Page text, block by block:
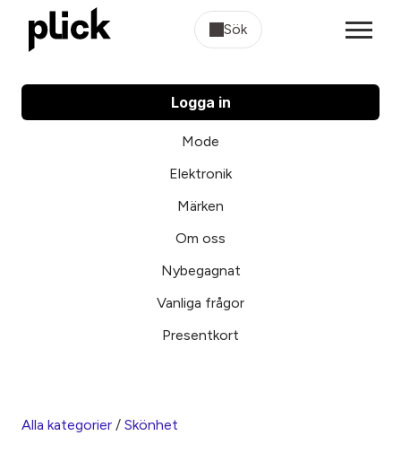
Sök
Logga in
Mode
Elektronik
Märken
Om oss
Nybegagnat
Vanliga frågor
Presentkort
Alla kategorier / Skönhet